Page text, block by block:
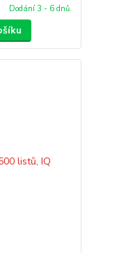
Dodání 3 - 6 dnů.